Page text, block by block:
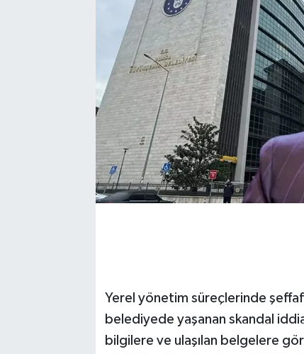
Yerel yönetim süreçlerinde
belediyede yaşanan skandal
bilgilere ve ulaşılan belgelere